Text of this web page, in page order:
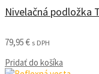
Nivelačná podložka
79,95 € s DPH
Pridať do košíka